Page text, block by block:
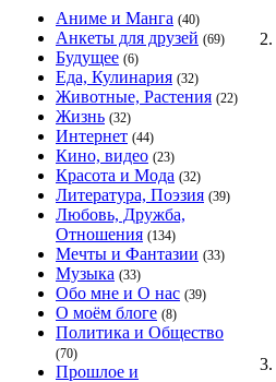
Аниме и Манга (40)
Анкеты для друзей (69)
Будущее (6)
Еда, Кулинария (32)
Животные, Растения (22)
Жизнь (32)
Интернет (44)
Кино, видео (23)
Красота и Мода (32)
Литература, Поэзия (39)
Любовь, Дружба,
Отношения (134)
Мечты и Фантазии (33)
Музыка (33)
Обо мне и О нас (39)
О моём блоге (8)
Политика и Общество
(70)
Прошлое и
2.
3.